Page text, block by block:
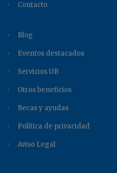
Contacto
Blog
Eventos destacados
Servicios UB
Otros beneficios
Becas y ayudas
Política de privacidad
Aviso Legal